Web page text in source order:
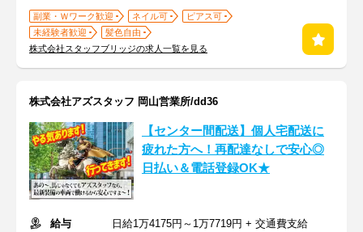
副業・Ｗワーク歓迎 ネイル可
ピアス可
未経験者歓迎
髪色自由
株式会社スタッフブリッジの求人一覧を見る
株式会社アズスタッフ 岡山営業所/dd36
【センター間配送】個人宅配送に
疲れた方へ！再配達なしで安心◎
日払い＆電話登録OK★
給与
日給1万4175円～1万7719円 + 交通費支給